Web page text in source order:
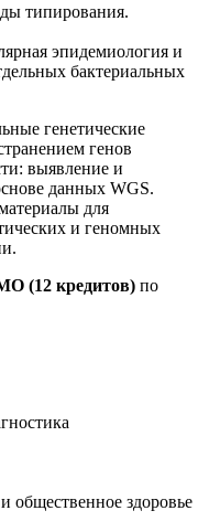
типирования.
эпидемиология и
бактериальных
генетические
генов
выявление и
данных WGS.
для
и геномных
(12 кредитов) по
общественное здоровье